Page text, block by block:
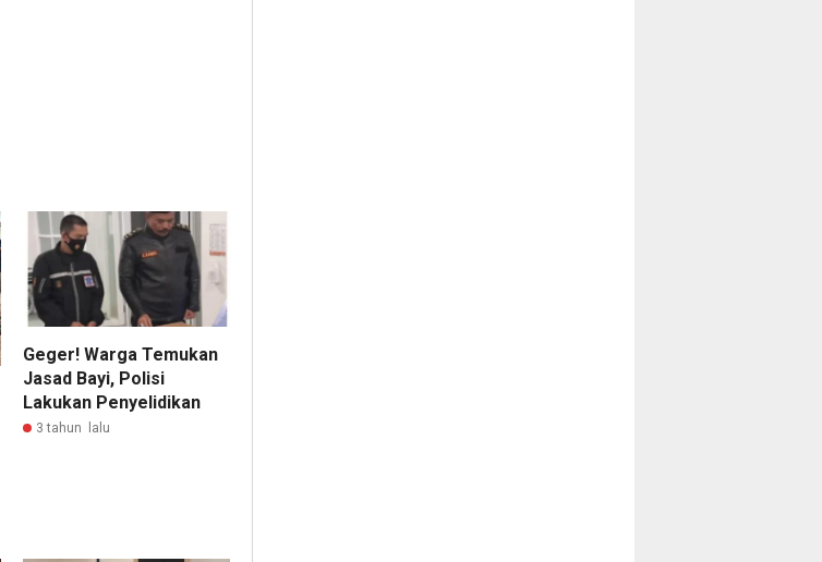
Geger! Warga Temukan
Jasad Bayi, Polisi
Lakukan Penyelidikan
3 tahun lalu